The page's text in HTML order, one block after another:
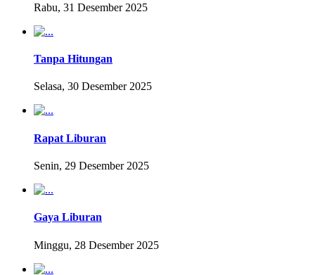
Rabu, 31 Desember 2025
Tanpa Hitungan
Selasa, 30 Desember 2025
Rapat Liburan
Senin, 29 Desember 2025
Gaya Liburan
Minggu, 28 Desember 2025